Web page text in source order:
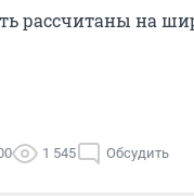
рассчитаны на
1 545 Обсудить